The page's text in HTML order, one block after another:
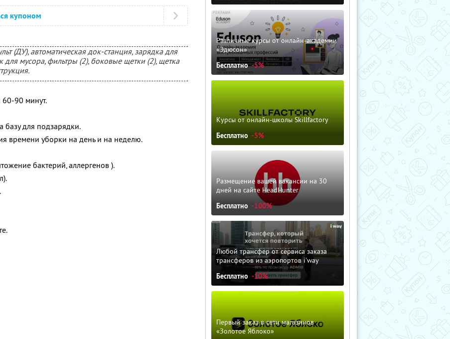
купоном
(ДУ), автоматическая док-станция, зарядка для
для мусора, фильтры (2), боковые щетки (2), щетка
60-90 минут.
базу для подзарядки.
времени уборки на день и на неделю.
бактерий, аллергенов ).
Различные курсы от онлайн-академии
«Эдюсон»
Бесплатно -5%
Курсы от онлайн-школы Skillfactory
Бесплатно -5%
Размещение вашей вакансии на 30
дней на сайте HeadHunter
Бесплатно -100%
Любой трансфер от сервиса заказа
трансферов из аэропортов i'way
Бесплатно -10%
Первый заказ в сети магазинов
«Золотое Яблоко»